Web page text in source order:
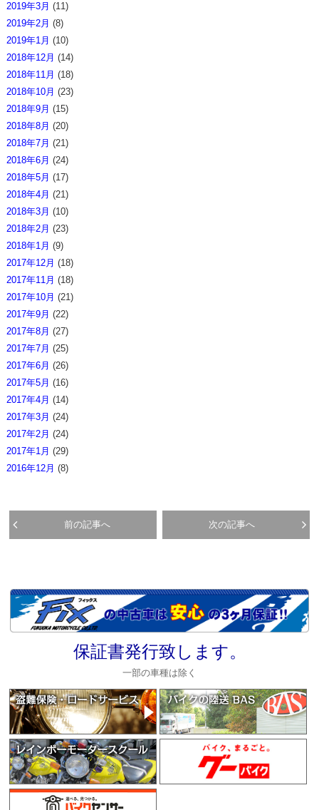
2019年3月 (11)
2019年2月 (8)
2019年1月 (10)
2018年12月 (14)
2018年11月 (18)
2018年10月 (23)
2018年9月 (15)
2018年8月 (20)
2018年7月 (21)
2018年6月 (24)
2018年5月 (17)
2018年4月 (21)
2018年3月 (10)
2018年2月 (23)
2018年1月 (9)
2017年12月 (18)
2017年11月 (18)
2017年10月 (21)
2017年9月 (22)
2017年8月 (27)
2017年7月 (25)
2017年6月 (26)
2017年5月 (16)
2017年4月 (14)
2017年3月 (24)
2017年2月 (24)
2017年1月 (29)
2016年12月 (8)
前の記事へ 次の記事へ
保証書発行致します。
一部の車種は除く